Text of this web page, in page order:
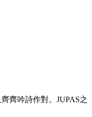
齊齊吟詩作對。JUPAS之